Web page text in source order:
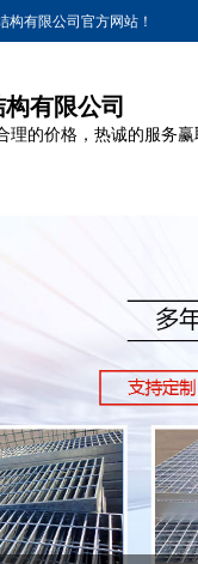
有限公司官方网站！
有限公司
的价格，热诚的服务赢